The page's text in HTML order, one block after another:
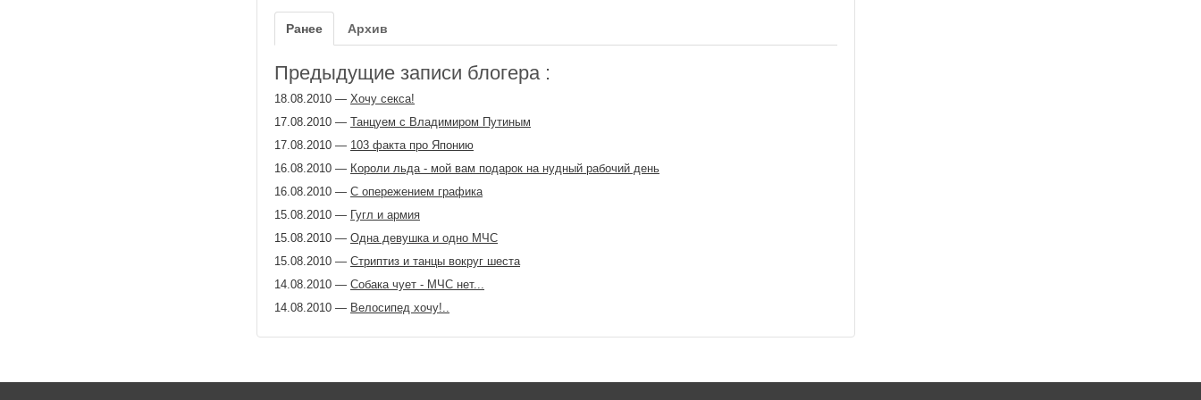
Ранее Архив
Предыдущие записи блогера :
18.08.2010 — Хочу секса!
17.08.2010 — Танцуем с Владимиром Путиным
17.08.2010 — 103 факта про Японию
16.08.2010 — Короли льда - мой вам подарок на нудный рабочий день
16.08.2010 — С опережением графика
15.08.2010 — Гугл и армия
15.08.2010 — Одна девушка и одно МЧС
15.08.2010 — Стриптиз и танцы вокруг шеста
14.08.2010 — Собака чует - МЧС нет...
14.08.2010 — Велосипед хочу!..